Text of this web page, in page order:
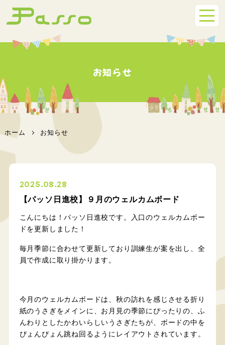
お知らせ
ホーム お知らせ
2025.08.28
【パッソ日進校】９月のウェルカムボード
こんにちは！パッソ日進校です。入口のウェルカムボー
ドを更新しました！
毎月季節に合わせて更新しており訓練生が案を出し、全
員で作成に取り掛かります。
今月のウェルカムボードは、秋の訪れを感じさせる折り
紙のうさぎをメインに、お月見の季節にぴったりの、ふ
んわりとしたかわいらしいうさぎたちが、ボードの中を
ぴょんぴょん跳ね回るようにレイアウトされています。